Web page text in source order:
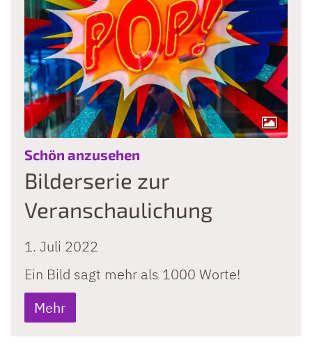
Schön anzusehen
Bilderserie zur
Veranschaulichung
1. Juli 2022
Ein Bild sagt mehr als 1000 Worte!
Mehr